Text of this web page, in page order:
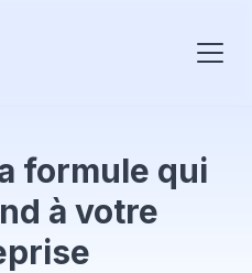
formule qui
à votre